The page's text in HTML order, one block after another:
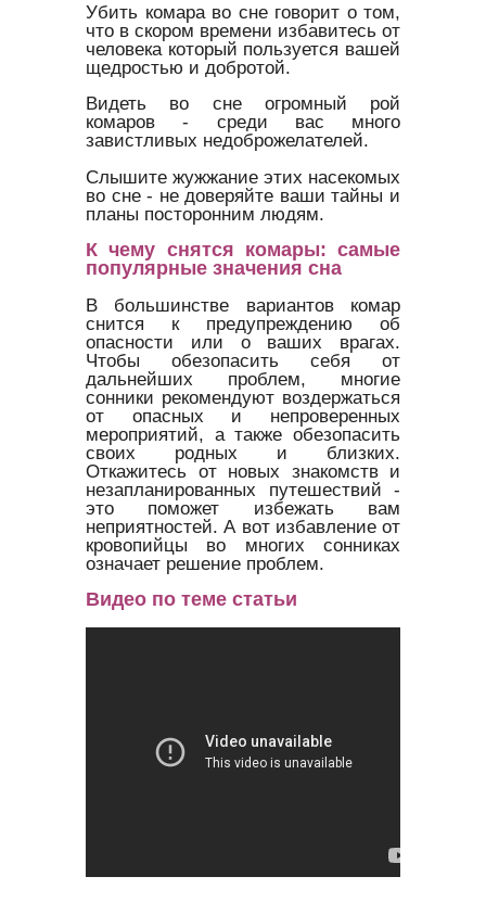
Убить комара во сне говорит о том,
что в скором времени избавитесь от
человека который пользуется вашей
щедростью и добротой.
Видеть во сне огромный рой
комаров - среди вас много
завистливых недоброжелателей.
Слышите жужжание этих насекомых
во сне - не доверяйте ваши тайны и
планы посторонним людям.
К чему снятся комары: самые
популярные значения сна
В большинстве вариантов комар
снится к предупреждению об
опасности или о ваших врагах.
Чтобы обезопасить себя от
дальнейших проблем, многие
сонники рекомендуют воздержаться
от опасных и непроверенных
мероприятий, а также обезопасить
своих родных и близких.
Откажитесь от новых знакомств и
незапланированных путешествий -
это поможет избежать вам
неприятностей. А вот избавление от
кровопийцы во многих сонниках
означает решение проблем.
Видео по теме статьи